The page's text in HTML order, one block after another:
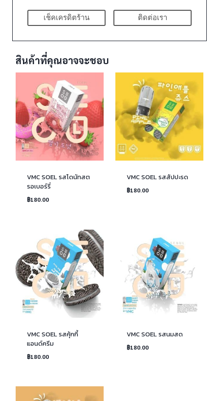
เช็คเครดิตร้าน ติดต่อเรา
สินค้าที่คุณอาจจะชอบ
VMC SOEL รสโดนัทสต
รอเบอร์รี่
฿180.00
VMC SOEL รสสัปปะรด
฿180.00
VMC SOEL รสคุ้กกี้
แอนด์ครีม
฿180.00
VMC SOEL รสนมสด
฿180.00